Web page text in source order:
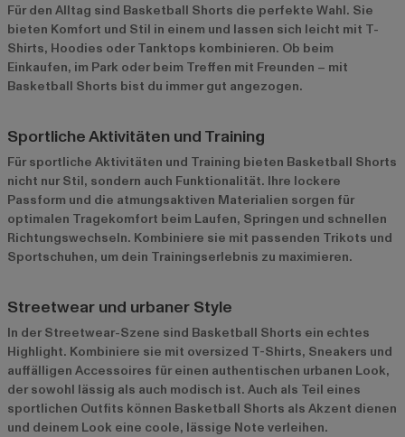
Für den Alltag sind Basketball Shorts die perfekte Wahl. Sie
bieten Komfort und Stil in einem und lassen sich leicht mit T-
Shirts, Hoodies oder Tanktops kombinieren. Ob beim
Einkaufen, im Park oder beim Treffen mit Freunden – mit
Basketball Shorts bist du immer gut angezogen.
Sportliche Aktivitäten und Training
Für sportliche Aktivitäten und Training bieten Basketball Shorts
nicht nur Stil, sondern auch Funktionalität. Ihre lockere
Passform und die atmungsaktiven Materialien sorgen für
optimalen Tragekomfort beim Laufen, Springen und schnellen
Richtungswechseln. Kombiniere sie mit passenden Trikots und
Sportschuhen, um dein Trainingserlebnis zu maximieren.
Streetwear und urbaner Style
In der Streetwear-Szene sind Basketball Shorts ein echtes
Highlight. Kombiniere sie mit oversized T-Shirts, Sneakers und
auffälligen Accessoires für einen authentischen urbanen Look,
der sowohl lässig als auch modisch ist. Auch als Teil eines
sportlichen Outfits können Basketball Shorts als Akzent dienen
und deinem Look eine coole, lässige Note verleihen.